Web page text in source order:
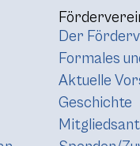
Der
Formales
Aktuelle
Geschichte